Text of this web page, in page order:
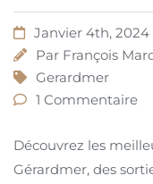
Janvier 4th, 2024
Par François
Gerardmer
1 Commentaire
Découvrez les
Gérardmer, des